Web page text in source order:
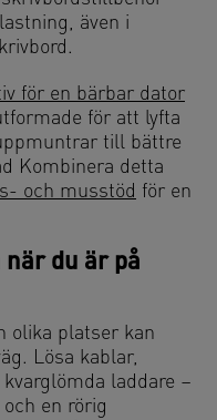
även i
för en bärbar dator
för att lyfta
till bättre
Kombinera detta
och musstöd för en
du är på
olika platser kan
Lösa kablar,
laddare –
en rörig